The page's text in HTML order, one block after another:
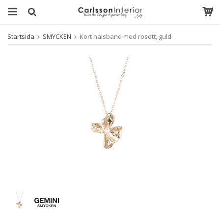
Startsida SMYCKEN Kort halsband med rosett, guld